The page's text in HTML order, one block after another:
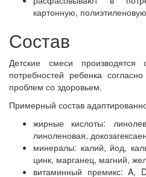
картонную,
Состав
Детские смеси производятся
потребностей ребенка
проблем со здоровьем.
Примерный состав
жирные кислоты:
линоленовая,
минералы: калий, йод,
цинк, марганец, магний,
витаминный премикс: A,